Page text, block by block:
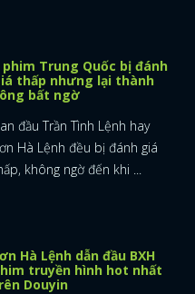
phim Trung Quốc bị đánh
thấp nhưng lại thành
bất ngờ
đầu Trần Tình Lệnh hay
Hà Lệnh đều bị đánh giá
không ngờ đến khi ...
Hà Lệnh dẫn đầu BXH
truyền hình hot nhất
Douyin